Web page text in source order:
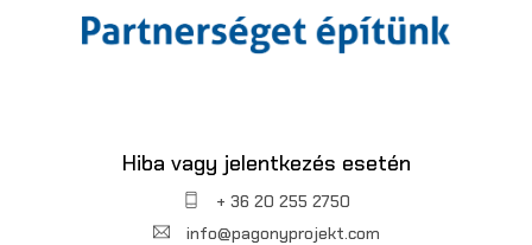
Hiba vagy jelentkezés esetén
+ 36 20 255 2750
info@pagonyprojekt.com